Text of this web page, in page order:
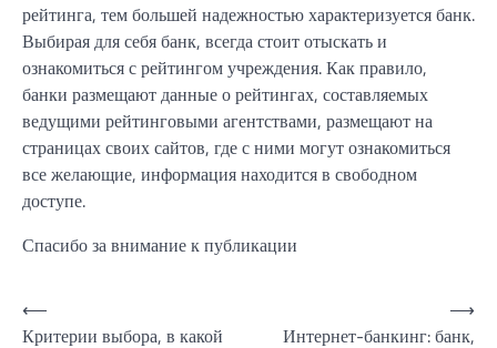
рейтинга, тем большей надежностью характеризуется банк.
Выбирая для себя банк, всегда стоит отыскать и
ознакомиться с рейтингом учреждения. Как правило,
банки размещают данные о рейтингах, составляемых
ведущими рейтинговыми агентствами, размещают на
страницах своих сайтов, где с ними могут ознакомиться
все желающие, информация находится в свободном
доступе.
Спасибо за внимание к публикации
Навигация
⟵
Критерии выбора, в какой
Интернет-банкинг: банк,
⟶